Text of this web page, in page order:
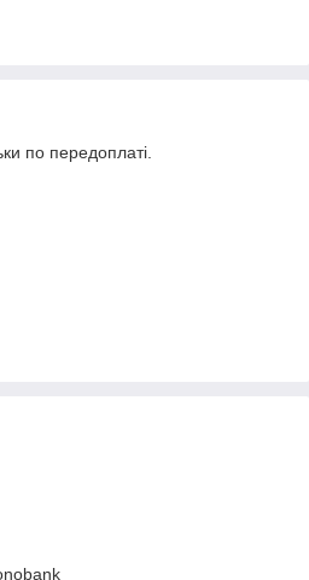
по передоплаті.